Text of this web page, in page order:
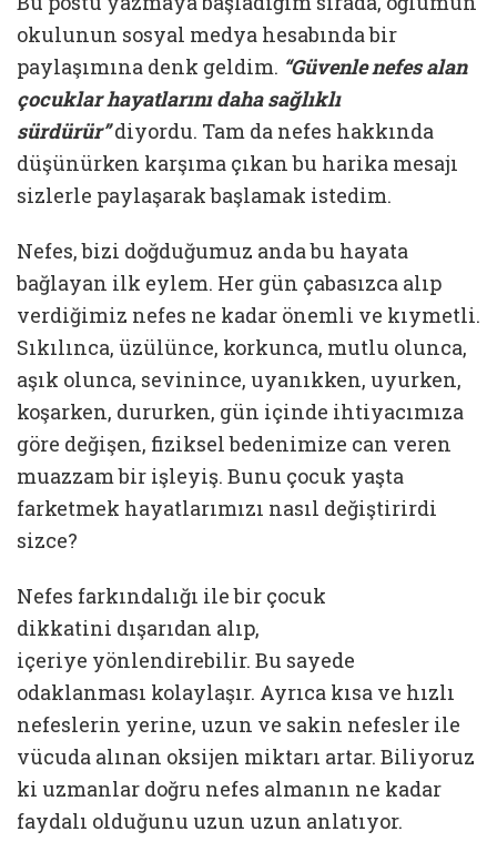
okulunun sosyal medya hesabında bir
paylaşımına denk geldim. “Güvenle nefes alan
çocuklar hayatlarını daha sağlıklı
sürdürür”diyordu. Tam da nefes hakkında
düşünürken karşıma çıkan bu harika mesajı
sizlerle paylaşarak başlamak istedim.
Nefes, bizi doğduğumuz anda bu hayata
bağlayan ilk eylem. Her gün çabasızca alıp
verdiğimiz nefes ne kadar önemli ve kıymetli.
Sıkılınca, üzülünce, korkunca, mutlu olunca,
aşık olunca, sevinince, uyanıkken, uyurken,
koşarken, dururken, gün içinde ihtiyacımıza
göre değişen, fiziksel bedenimize can veren
muazzam bir işleyiş. Bunu çocuk yaşta
farketmek hayatlarımızı nasıl değiştirirdi
sizce?
Nefes farkındalığı ile bir çocuk
dikkatini dışarıdan alıp,
içeriye yönlendirebilir. Bu sayede
odaklanması kolaylaşır. Ayrıca kısa ve hızlı
nefeslerin yerine, uzun ve sakin nefesler ile
vücuda alınan oksijen miktarı artar. Biliyoruz
ki uzmanlar doğru nefes almanın ne kadar
faydalı olduğunu uzun uzun anlatıyor.